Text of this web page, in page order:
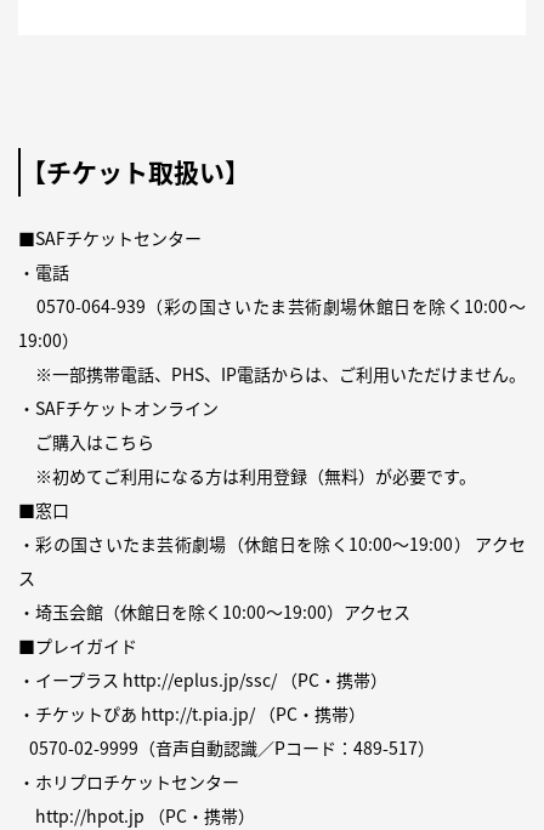
【チケット取扱い】
■SAFチケットセンター
・電話
0570-064-939 （彩の国さいたま芸術劇場休館日を除く10:00〜
19:00）
※一部携帯電話、PHS、IP電話からは、ご利用いただけません。
・SAFチケットオンライン
ご購入はこちら
※初めてご利用になる方は利用登録（無料） が必要です。
■窓口
・彩の国さいたま芸術劇場（休館日を除く10:00〜19:00） アクセ
ス
・埼玉会館（休館日を除く10:00〜19:00） アクセス
■プレイガイド
・イープラス http://eplus.jp/ssc/（PC・携帯）
・チケットぴあ http://t.pia.jp/（PC・携帯）
0570-02-9999 （音声自動認識／Pコード：489-517）
・ホリプロチケットセンター
http://hpot.jp （PC・携帯）